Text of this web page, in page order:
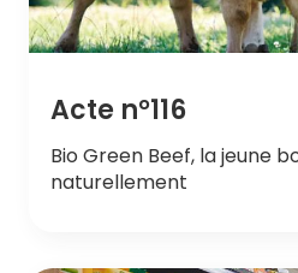
Acte n°116
Bio Green Beef, la jeune
naturellement